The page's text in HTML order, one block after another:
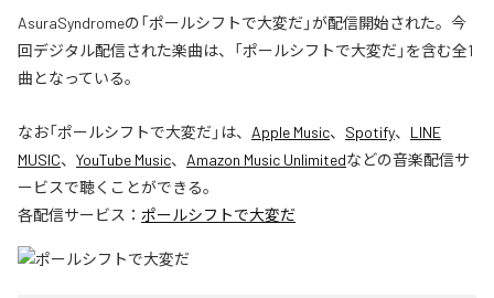
AsuraSyndromeの「ポールシフトで大変だ」が配信開始された。今
回デジタル配信された楽曲は、「ポールシフトで大変だ」を含む全1
曲となっている。
なお「ポールシフトで大変だ 」は、 Apple Music、 Spotify、 LINE
MUSIC、 YouTube Music、 Amazon Music Unlimitedなどの音楽配信サ
ービスで聴くことができる。
各配信サービス： ポールシフトで大変だ